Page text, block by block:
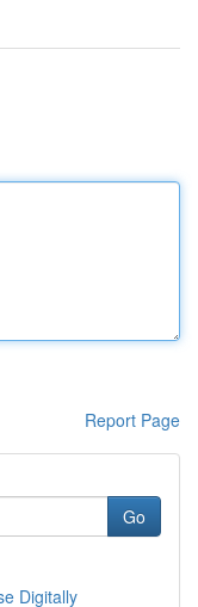
Report Page
Go
Digitally